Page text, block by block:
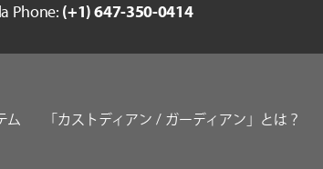
Phone: (+1) 647-350-0414
ム 「カストディアン / ガーディアン」とは？